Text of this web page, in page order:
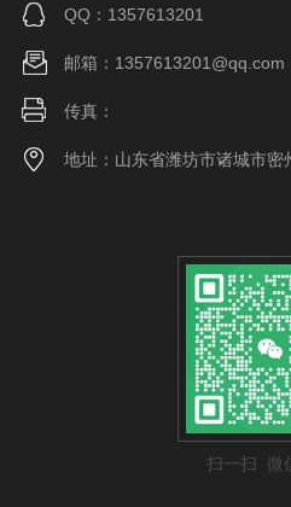
QQ：1357613201
邮箱：1357613201@qq.com
传真：
地址：山东省潍坊市诸城市密
扫一扫 微